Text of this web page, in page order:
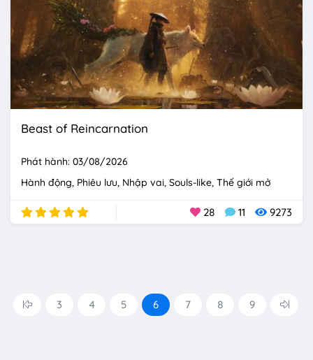
Beast of Reincarnation
Phát hành: 03/08/2026
Hành động Phiêu lưu Nhập vai Souls-like Thế giới mở
28 11 9273
3 4 5 6 7 8 9